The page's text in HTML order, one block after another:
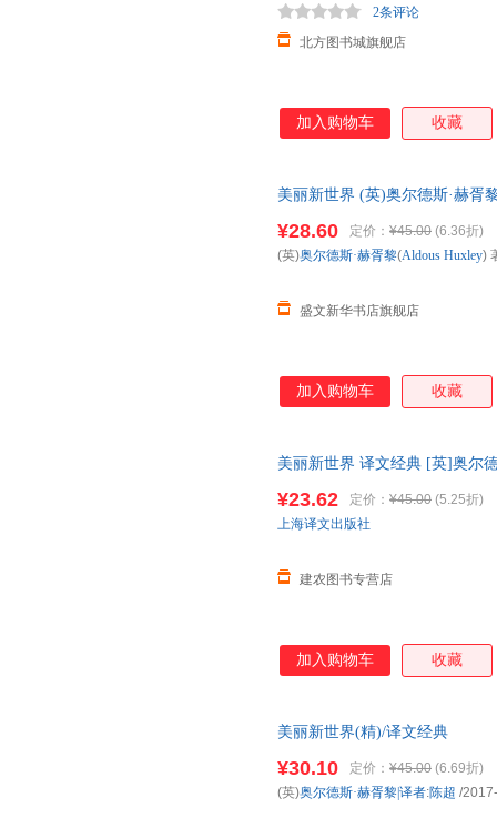
北方图书城旗舰店
2条评论
加入购物车 收藏
美丽新世界 (英)奥尔德斯·赫胥
¥28.60 定价： ¥45.00 (6.36折)
盛文新华书店旗舰店
(英)奥尔德斯·赫胥黎(Aldous Huxley)
加入购物车 收藏
美丽新世界 译文经典 [英]奥尔
¥23.62 定价： ¥45.00 (5.25折)
建农图书专营店
上海译文出版社
加入购物车 收藏
美丽新世界(精)/译文经典
¥30.10 定价： ¥45.00 (6.69折)
(英)奥尔德斯·赫胥黎|译者:陈超 /